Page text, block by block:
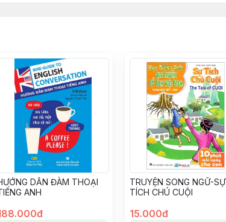
DẪN ĐÀM THOẠI
ANH
TRUYỆN SONG NGỮ-SỰ
TÍCH CHÚ CUỘI
15.000đ